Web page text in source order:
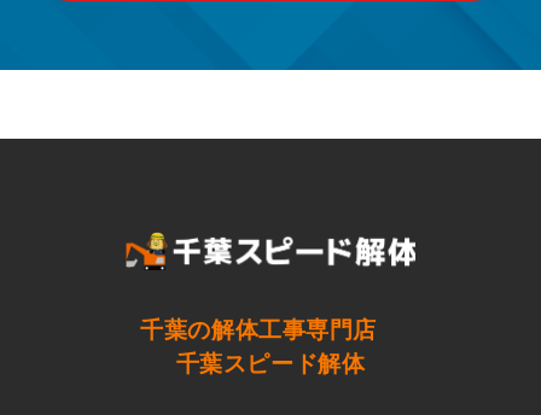
千葉の解体工事専門店
千葉スピード解体